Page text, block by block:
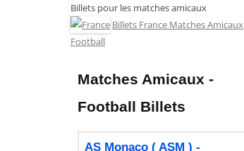
Billets pour les matches amicaux
Billets France Matches Amicaux
Football